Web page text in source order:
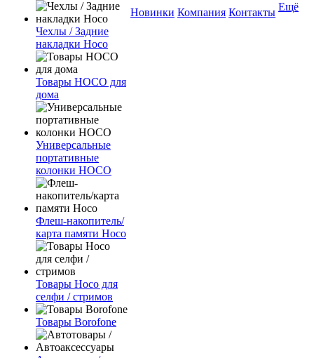
Чехлы / Задние
накладки Hoco
Товары HOCO для
дома
Универсальные
портативные
колонки HOCO
Флеш-накопитель/
карта памяти Hoco
Товары Hoco для
селфи / стримов
Товары Borofone
Новинки Компания Контакты Ещё